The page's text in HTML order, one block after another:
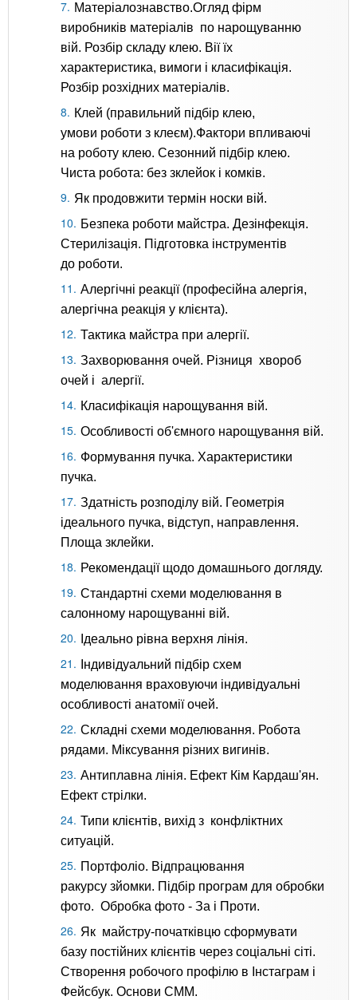
Матеріалознавство.Огляд фірм
виробників матеріалів по нарощуванню
вій. Розбір складу клею. Вії їх
характеристика, вимоги і класифікація.
Розбір розхідних матеріалів.
Клей (правильний підбір клею,
умови роботи з клеєм).Фактори впливаючі
на роботу клею. Сезонний підбір клею.
Чиста робота: без зклейок і комків.
Як продовжити термін носки вій.
Безпека роботи майстра. Дезінфекція.
Стерилізація. Підготовка інструментів
до роботи.
Алергічні реакції (професійна алергія,
алергічна реакція у клієнта).
Тактика майстра при алергії.
Захворювання очей. Різниця хвороб
очей і алергії.
Класифікація нарощування вій.
Особливості об'ємного нарощування вій.
Формування пучка. Характеристики
пучка.
Здатність розподілу вій. Геометрія
ідеального пучка, відступ, направлення.
Площа зклейки.
Рекомендації щодо домашнього догляду.
Стандартні схеми моделювання в
салонному нарощуванні вій.
Ідеально рівна верхня лінія.
Індивідуальний підбір схем
моделювання враховуючи індивідуальні
особливості анатомії очей.
Складні схеми моделювання. Робота
рядами. Міксування різних вигинів.
Антиплавна лінія. Ефект Кім Кардаш'ян.
Ефект стрілки.
Типи клієнтів, вихід з конфліктних
ситуацій.
Портфоліо. Відпрацювання
ракурсу зйомки. Підбір програм для обробки
фото. Обробка фото - За і Проти.
Як майстру-початківцю сформувати
базу постійних клієнтів через соціальні сіті.
Створення робочого профілю в Інстаграм і
Фейсбук. Основи СММ.